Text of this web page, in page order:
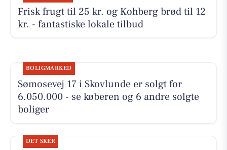
Frisk frugt til 25 kr. og Kohberg brød til 12
kr. - fantastiske lokale tilbud
BOLIGMARKED
Sømosevej 17 i Skovlunde er solgt for
6.050.000 - se køberen og 6 andre solgte
boliger
DET SKER